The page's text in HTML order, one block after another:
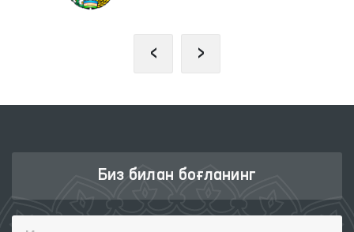
‹ ›
Биз билан боғланинг